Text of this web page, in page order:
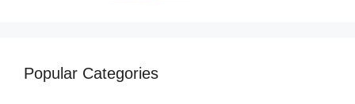
Popular Categories